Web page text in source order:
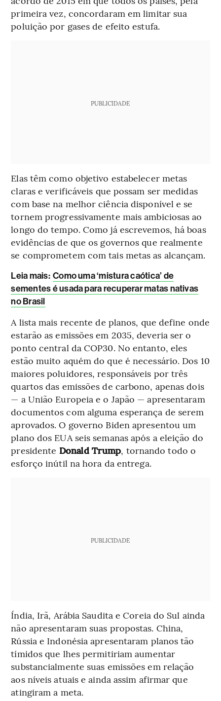
primeira vez, concordaram em limitar sua
poluição por gases de efeito estufa.
PUBLICIDADE
Elas têm como objetivo estabelecer metas
claras e verificáveis que possam ser medidas
com base na melhor ciência disponível e se
tornem progressivamente mais ambiciosas ao
longo do tempo. Como já escrevemos, há boas
evidências de que os governos que realmente
se comprometem com tais metas as alcançam.
Leia mais: Como uma ‘mistura caótica’ de
sementes é usada para recuperar matas nativas
no Brasil
A lista mais recente de planos, que define onde
estarão as emissões em 2035, deveria ser o
ponto central da COP30. No entanto, eles
estão muito aquém do que é necessário. Dos 10
maiores poluidores, responsáveis por três
quartos das emissões de carbono, apenas dois
— a União Europeia e o Japão — apresentaram
documentos com alguma esperança de serem
aprovados. O governo Biden apresentou um
plano dos EUA seis semanas após a eleição do
presidente Donald Trump, tornando todo o
esforço inútil na hora da entrega.
PUBLICIDADE
Índia, Irã, Arábia Saudita e Coreia do Sul ainda
não apresentaram suas propostas. China,
Rússia e Indonésia apresentaram planos tão
tímidos que lhes permitiriam aumentar
substancialmente suas emissões em relação
aos níveis atuais e ainda assim afirmar que
atingiram a meta.